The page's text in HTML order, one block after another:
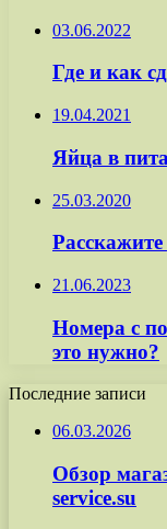
03.06.2022
Где и как
19.04.2021
Яйца в
25.03.2020
Расскажите
21.06.2023
Номера с
это нужно?
Последние записи
06.03.2026
Обзор
service.su